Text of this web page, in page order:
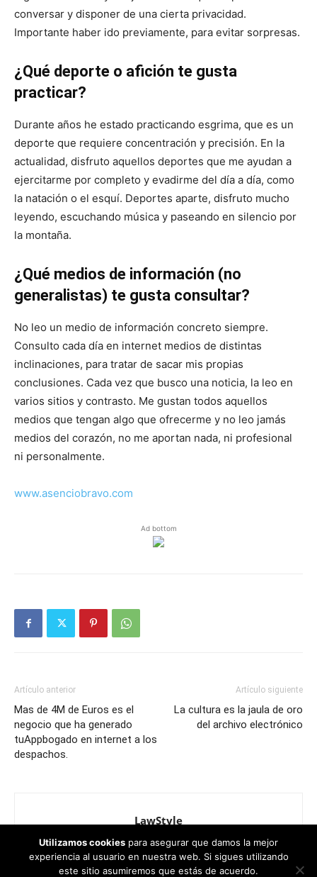
conversar y disponer de una cierta privacidad.
Importante haber ido previamente, para evitar sorpresas.
¿Qué deporte o afición te gusta
practicar?
Durante años he estado practicando esgrima, que es un
deporte que requiere concentración y precisión. En la
actualidad, disfruto aquellos deportes que me ayudan a
ejercitarme por completo y evadirme del día a día, como
la natación o el esquí. Deportes aparte, disfruto mucho
leyendo, escuchando música y paseando en silencio por
la montaña.
¿Qué medios de información (no
generalistas) te gusta consultar?
No leo un medio de información concreto siempre.
Consulto cada día en internet medios de distintas
inclinaciones, para tratar de sacar mis propias
conclusiones. Cada vez que busco una noticia, la leo en
varios sitios y contrasto. Me gustan todos aquellos
medios que tengan algo que ofrecerme y no leo jamás
medios del corazón, no me aportan nada, ni profesional
ni personalmente.
www.asenciobravo.com
Ad bottom
Artículo anterior
Mas de 4M de Euros es el
negocio que ha generado
tuAppbogado en internet a los
despachos.
Artículo siguiente
La cultura es la jaula de oro
del archivo electrónico
LawStyle
Utilizamos cookies para asegurar que damos la mejor
experiencia al usuario en nuestra web. Si sigues utilizando
este sitio asumiremos que estás de acuerdo.